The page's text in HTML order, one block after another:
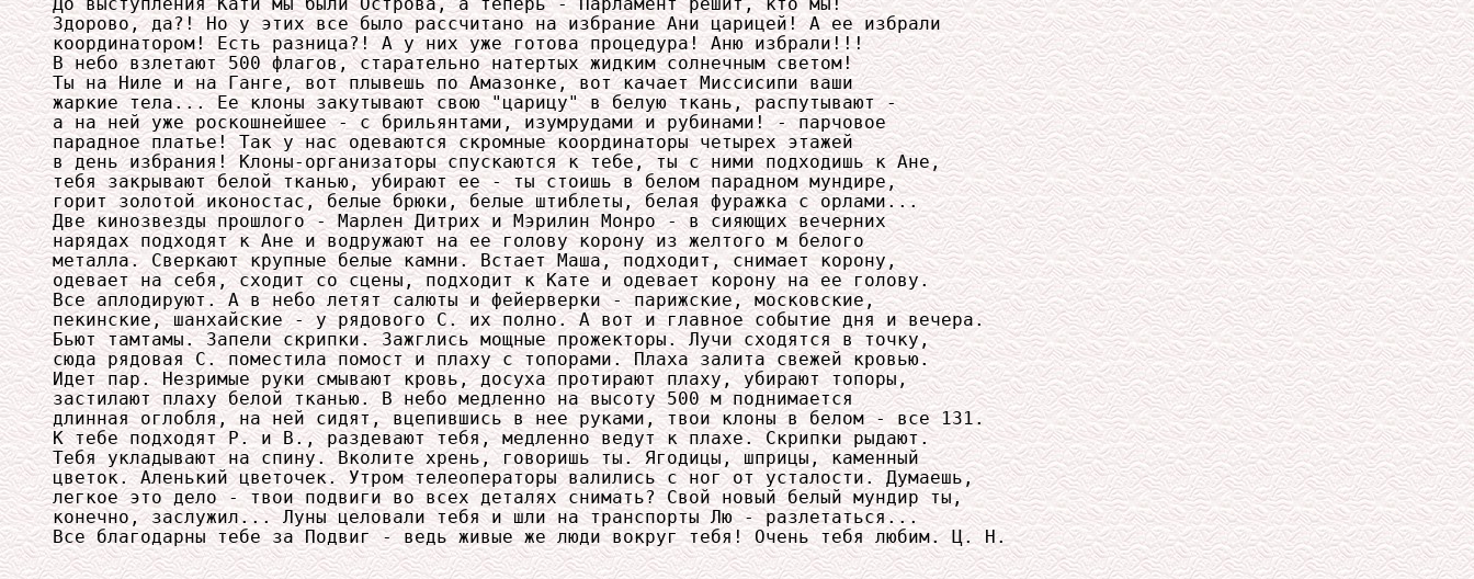
До выступления Кати мы были Острова, а теперь - Парламент решит, кто мы!
Здорово, да?! Но у этих все было рассчитано на избрание Ани царицей! А ее избрали
координатором! Есть разница?! А у них уже готова процедура! Аню избрали!!!
В небо взлетают 500 флагов, старательно натертых жидким солнечным светом!
Ты на Ниле и на Ганге, вот плывешь по Амазонке, вот качает Миссисипи ваши
жаркие тела... Ее клоны закутывают свою "царицу" в белую ткань, распутывают -
а на ней уже роскошнейшее - с брильянтами, изумрудами и рубинами! - парчовое
парадное платье! Так у нас одеваются скромные координаторы четырех этажей
в день избрания! Клоны-организаторы спускаются к тебе, ты с ними подходишь к Ане,
тебя закрывают белой тканью, убирают ее - ты стоишь в белом парадном мундире,
горит золотой иконостас, белые брюки, белые штиблеты, белая фуражка с орлами...
Две кинозвезды прошлого - Марлен Дитрих и Мэрилин Монро - в сияющих вечерних
нарядах подходят к Ане и водружают на ее голову корону из желтого м белого
металла. Сверкают крупные белые камни. Встает Маша, подходит, снимает корону,
одевает на себя, сходит со сцены, подходит к Кате и одевает корону на ее голову.
Все аплодируют. А в небо летят салюты и фейерверки - парижские, московские,
пекинские, шанхайские - у рядового С. их полно. А вот и главное событие дня и вечера.
Бьют тамтамы. Запели скрипки. Зажглись мощные прожекторы. Лучи сходятся в точку,
сюда рядовая С. поместила помост и плаху с топорами. Плаха залита свежей кровью.
Идет пар. Незримые руки смывают кровь, досуха протирают плаху, убирают топоры,
застилают плаху белой тканью. В небо медленно на высоту 500 м поднимается
длинная оглобля, на ней сидят, вцепившись в нее руками, твои клоны в белом - все 131.
К тебе подходят Р. и В., раздевают тебя, медленно ведут к плахе. Скрипки рыдают.
Тебя укладывают на спину. Вколите хрень, говоришь ты. Ягодицы, шприцы, каменный
цветок. Аленький цветочек. Утром телеоператоры валились с ног от усталости. Думаешь,
легкое это дело - твои подвиги во всех деталях снимать? Свой новый белый мундир ты,
конечно, заслужил... Луны целовали тебя и шли на транспорты Лю - разлетаться...
Все благодарны тебе за Подвиг - ведь живые же люди вокруг тебя! Очень тебя любим. Ц. Н.